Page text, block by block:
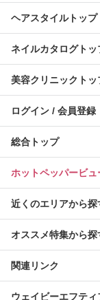
ヘアスタイルトップ
ネイルカタログトッ
美容クリニックトッ
ログイン / 会員登録
総合トップ
ホットペッパービ
近くのエリアから探
オススメ特集から探
関連リンク
ウェイビーエフテ